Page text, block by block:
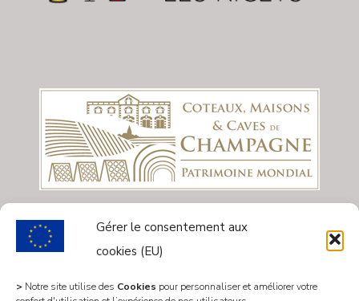
Gérer le consentement aux
cookies (EU)
> Notre site utilise des Cookies pour personnaliser et améliorer votre